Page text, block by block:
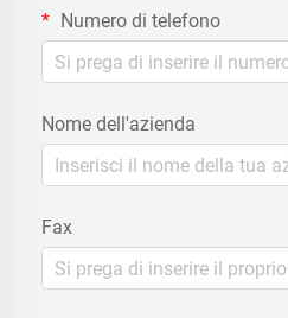
Numero di telefono
Nome dell'azienda
Fax